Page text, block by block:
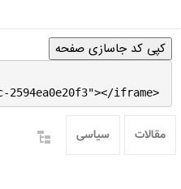
کپی کد جاسازی صفحه
iframe>
مقالات سیاسی